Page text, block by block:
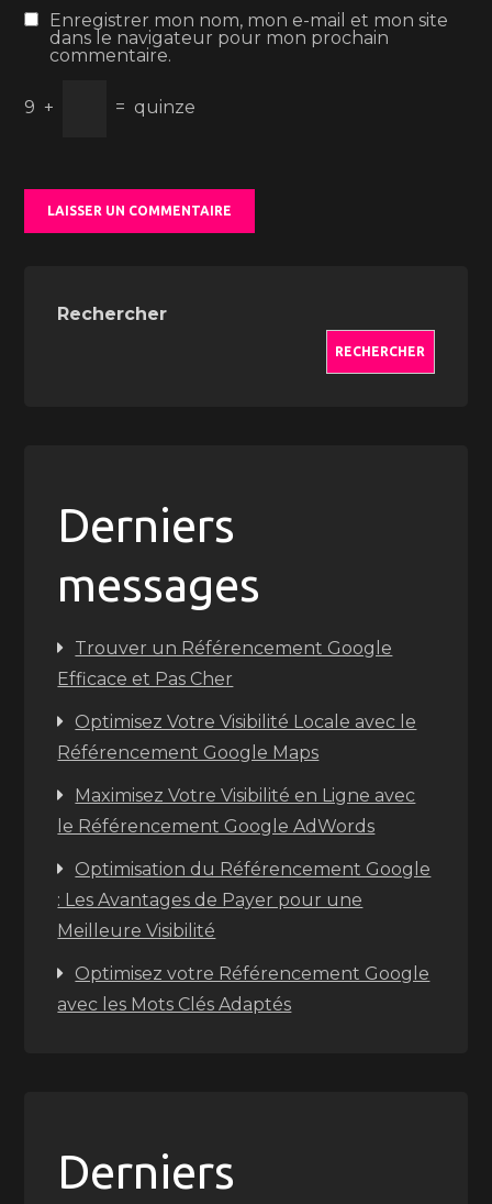
Enregistrer mon nom, mon e-mail et mon site
dans le navigateur pour mon prochain
commentaire.
9 + = quinze
Rechercher
RECHERCHER
Derniers
messages
Trouver un Référencement Google
Efficace et Pas Cher
Optimisez Votre Visibilité Locale avec le
Référencement Google Maps
Maximisez Votre Visibilité en Ligne avec
le Référencement Google AdWords
Optimisation du Référencement Google
: Les Avantages de Payer pour une
Meilleure Visibilité
Optimisez votre Référencement Google
avec les Mots Clés Adaptés
Derniers